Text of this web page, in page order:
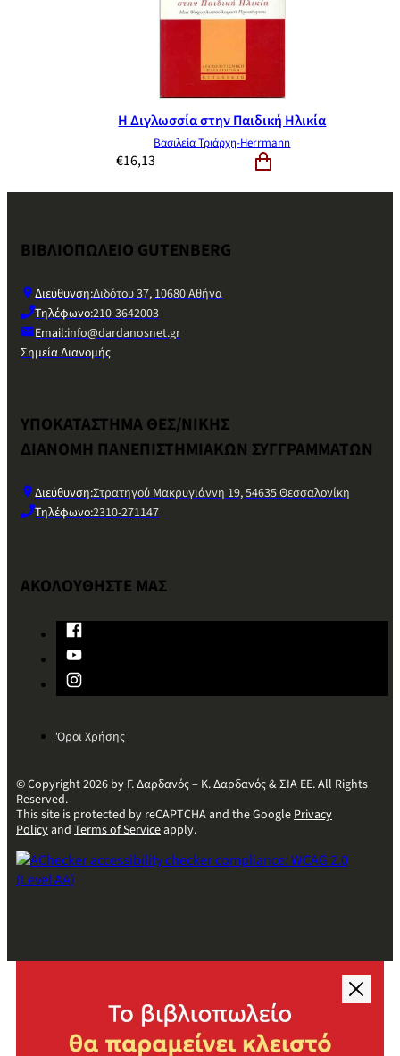
Η Διγλωσσία στην Παιδική Ηλικία
Βασιλεία Τριάρχη-Herrmann
€16,13
ΒΙΒΛΙΟΠΩΛΕΙΟ GUTENBERG
Διεύθυνση:Διδότου 37, 10680 Αθήνα
Τηλέφωνο:210-3642003
Email:info@dardanosnet.gr
Σημεία Διανομής
ΥΠΟΚΑΤΑΣΤΗΜΑ ΘΕΣ/ΝΙΚΗΣ
ΔΙΑΝΟΜΗ ΠΑΝΕΠΙΣΤΗΜΙΑΚΩΝ ΣΥΓΓΡΑΜΜΑΤΩΝ
Διεύθυνση:Στρατηγού Μακρυγιάννη 19, 54635 Θεσσαλονίκη
Τηλέφωνο:2310-271147
ΑΚΟΛΟΥΘΗΣΤΕ ΜΑΣ
Όροι Χρήσης
© Copyright 2026 by Γ. Δαρδανός – Κ. Δαρδανός & ΣΙΑ ΕΕ. All Rights
Reserved.
This site is protected by reCAPTCHA and the GooglePrivacy
Policyand Terms of Serviceapply.